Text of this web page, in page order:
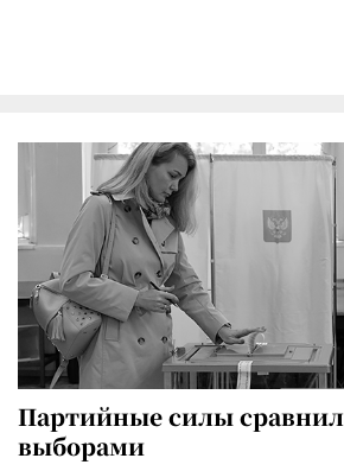
Партийные силы
выборами